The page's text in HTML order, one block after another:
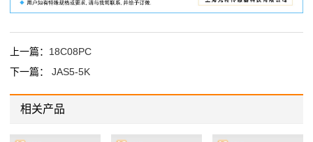
上一篇： 18C08PC
下一篇： JAS5-5K
相关产品